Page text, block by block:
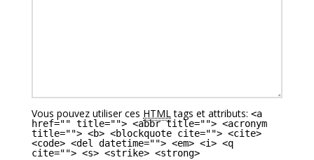
Vous pouvez utiliser ces HTMLtags et attributs: <a
href="" title=""> <abbr title=""> <acronym
title=""> <b> <blockquote cite=""> <cite>
<code> <del datetime=""> <em> <i> <q
cite=""> <s> <strike> <strong>